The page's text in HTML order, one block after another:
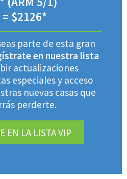
$2126*
parte de esta gran
en nuestra lista
actualizaciones
especiales y acceso
nuevas casas que
perderte.
EN LA LISTA VIP